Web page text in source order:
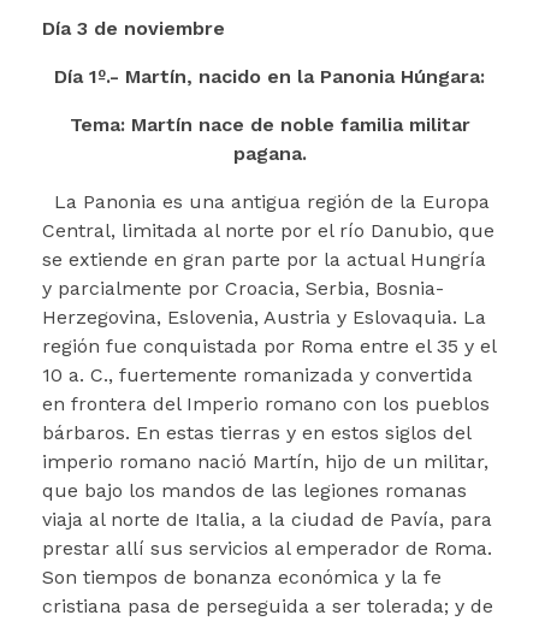
Día 3 de noviembre
Día 1º.- Martín, nacido en la Panonia Húngara:
Tema: Martín nace de noble familia militar
pagana.
La Panonia es una antigua región de la Europa
Central, limitada al norte por el río Danubio, que
se extiende en gran parte por la actual Hungría
y parcialmente por Croacia, Serbia, Bosnia-
Herzegovina, Eslovenia, Austria y Eslovaquia. La
región fue conquistada por Roma entre el 35 y el
10 a. C., fuertemente romanizada y convertida
en frontera del Imperio romano con los pueblos
bárbaros. En estas tierras y en estos siglos del
imperio romano nació Martín, hijo de un militar,
que bajo los mandos de las legiones romanas
viaja al norte de Italia, a la ciudad de Pavía, para
prestar allí sus servicios al emperador de Roma.
Son tiempos de bonanza económica y la fe
cristiana pasa de perseguida a ser tolerada; y de